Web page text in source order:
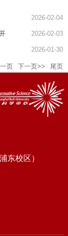
2026-02-04
2026-02-03
2026-01-30
页 下一页>> 尾页
东校区）